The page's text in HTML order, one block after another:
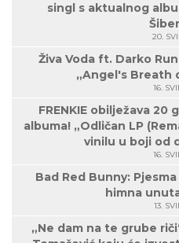
singl s aktualnog
20.
Živa Voda ft. Darko
„Angel's Breath
16.
FRENKIE obilježava
albuma! „Odličan LP
vinilu u boji od
16.
Bad Red Bunny:
himna
13.
„Ne dam na te grube